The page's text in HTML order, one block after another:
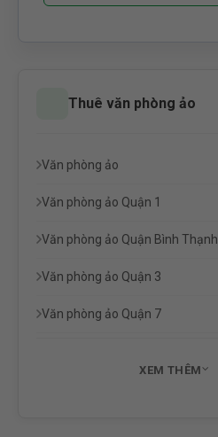
Thuê văn phòng ảo
Văn phòng ảo
Văn phòng ảo Quận 1
Văn phòng ảo Quận Bình Thạnh
Văn phòng ảo Quận 3
Văn phòng ảo Quận 7
XEM THÊM